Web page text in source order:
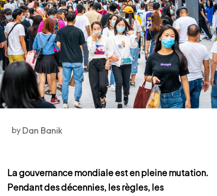
byDan Banik
La gouvernance mondiale est en pleine mutation.
Pendant des décennies, les règles, les